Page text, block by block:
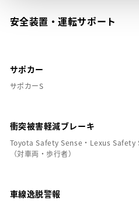
安全装置・運転サポート
サポカー
サポカーS
衝突被害軽減ブレーキ
Toyota Safety Sense・Lexus Safety
（対車両・歩行者）
車線逸脱警報